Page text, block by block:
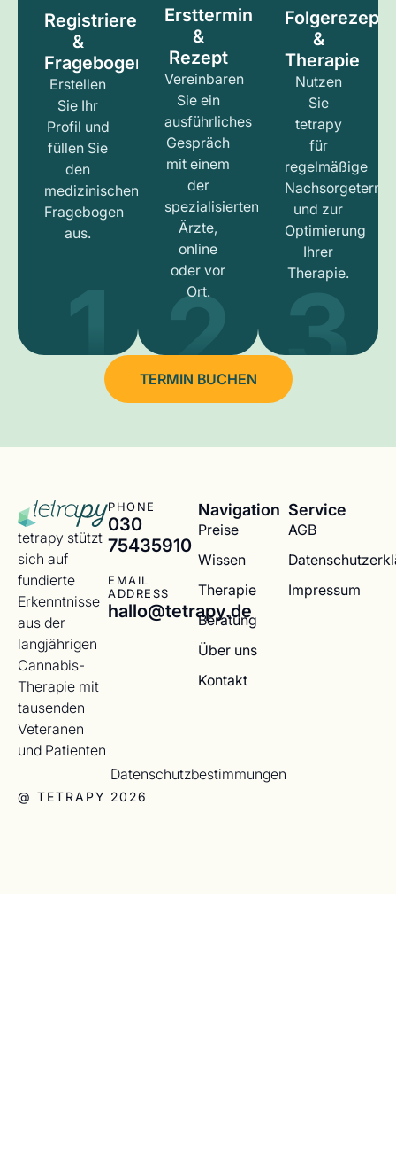
Registrieren
&
Fragebogen
Erstellen
Sie Ihr
Profil und
füllen Sie
den
medizinischen
Fragebogen
aus.
1
Ersttermin
&
Rezept
Vereinbaren
Sie ein
ausführliches
Gespräch
mit einem
der
spezialisierten
Ärzte,
online
oder vor
Ort.
2
Folgerezept
&
Therapie
Nutzen
Sie
tetrapy
für
regelmäßige
und zur
Optimierung
Ihrer
Therapie.
3
TERMIN BUCHEN
tetrapy stützt
sich auf
fundierte
Erkenntnisse
aus der
langjährigen
Cannabis-
Therapie mit
tausenden
Veteranen
und Patienten
PHONE
030
75435910
EMAIL
ADDRESS
hallo@tetrapy.de
Navigation
Preise
Wissen
Therapie
Beratung
Über uns
Kontakt
Service
AGB
Impressum
@ TETRAPY 2026
Datenschutzbestimmungen